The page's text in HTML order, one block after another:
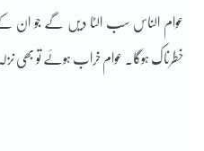
عوام الناس سب الٹا دیں گے جو ان کے
خطرناک ہوگا۔ عوام خراب ہوئے تو بھی